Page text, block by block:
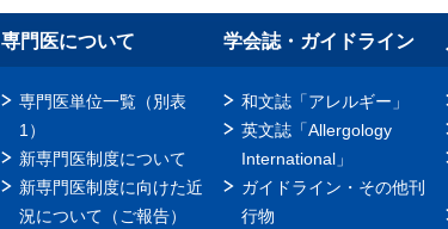
専門医について
専門医単位一覧（別表
1）
新専門医制度について
新専門医制度に向けた近
況について（ご報告）
学会誌・ガイドライン
和文誌「アレルギー」
英文誌「Allergology
International」
ガイドライン・その他刊
行物